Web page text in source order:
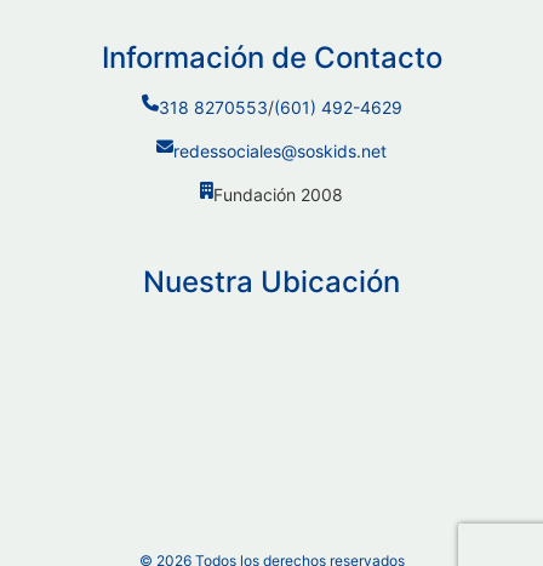
Información de Contacto
318 8270553/(601) 492-4629
redessociales@soskids.net
Fundación 2008
Nuestra Ubicación
© 2026Todos los derechos reservados